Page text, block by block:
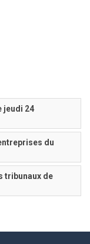
jeudi 24
du
tribunaux de